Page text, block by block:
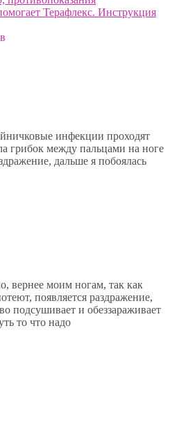
Терафлекс. Инструкция
инфекции проходят
грибок между пальцами на ноге
дальше я побоялась
вернее моим ногам, так как
появляется раздражение,
подсушивает и обеззараживает
то что надо